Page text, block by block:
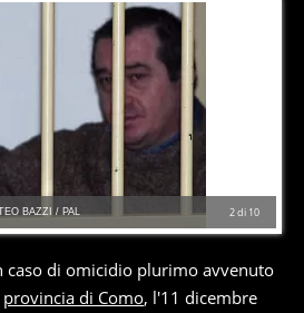
2di 10
BAZZI / PAL
caso di omicidio plurimo avvenuto
provincia di Como, l'11 dicembre